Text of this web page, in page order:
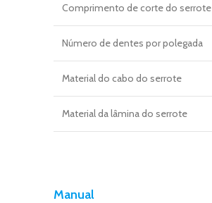
Comprimento de corte do serrote
Número de dentes por polegada
Material do cabo do serrote
Material da lâmina do serrote
Manual